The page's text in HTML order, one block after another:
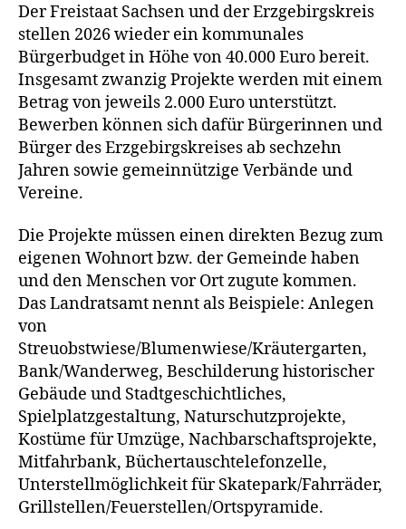
Der Freistaat Sachsen und der Erzgebirgskreis
stel­len 2026 wie­der ein kom­mu­na­les
Bürgerbudget in Höhe von 40.000 Euro bereit.
Insgesamt zwan­zig Projekte wer­den mit einem
Betrag von jeweils 2.000 Euro unter­stützt.
Bewerben kön­nen sich dafür Bürgerinnen und
Bürger des Erzgebirgskreises ab sech­zehn
Jahren sowie gemein­nüt­zi­ge Verbände und
Vereine.
Die Projekte müs­sen einen direk­ten Bezug zum
eige­nen Wohnort bzw. der Gemeinde haben
und den Menschen vor Ort zugu­te kom­men.
Das Landratsamt nennt als Beispiele: Anlegen
von
Streuobstwiese/Blumenwiese/Kräutergarten,
Bank/Wanderweg, Beschilderung his­to­ri­scher
Gebäude und Stadtgeschichtliches,
Spielplatzgestaltung, Naturschutzprojekte,
Kostüme für Umzüge, Nachbarschaftsprojekte,
Mitfahrbank, Büchertauschtelefonzelle,
Unterstellmöglichkeit für Skatepark/Fahrräder,
Grillstellen/Feuerstellen/Ortspyramide.